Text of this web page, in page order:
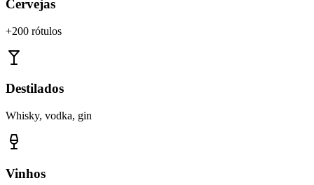
Cervejas
+200 rótulos
Destilados
Whisky, vodka, gin
Vinhos